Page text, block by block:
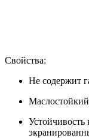
Свойства:
Не содержит
Маслостойкий
Устойчивость